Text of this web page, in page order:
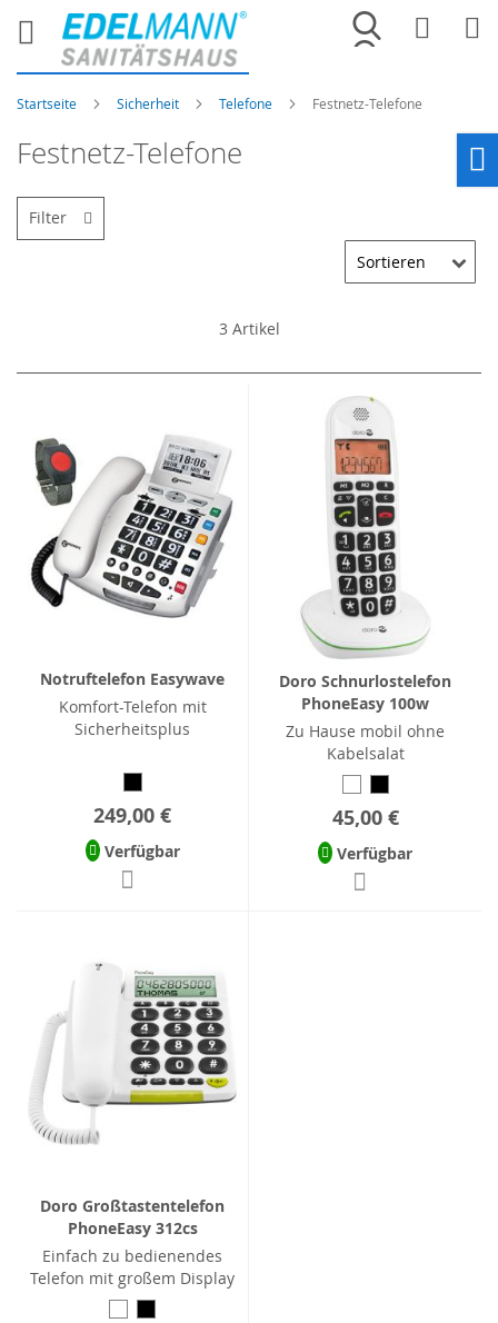
Merkliste
Startseite Sicherheit Telefone Festnetz-Telefone
Festnetz-Telefone
3 Artikel
Notruftelefon Easywave
Komfort-Telefon mit
Sicherheitsplus
249,00 €
Verfügbar
Doro Schnurlostelefon
PhoneEasy 100w
Zu Hause mobil ohne
Kabelsalat
45,00 €
Verfügbar
Doro Großtastentelefon
PhoneEasy 312cs
Einfach zu bedienendes
Telefon mit großem Display
Filter